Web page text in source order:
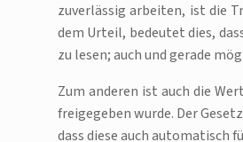
zuverlässig arbeiten, ist die
dem Urteil, bedeutet dies,
zu lesen; auch und gerade
Zum anderen ist auch die
freigegeben wurde. Der
dass diese auch automatisch